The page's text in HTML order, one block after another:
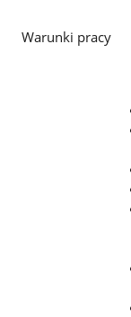
Warunki pracy